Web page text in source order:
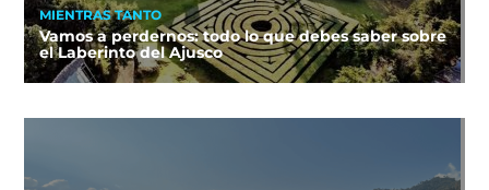
MIENTRAS TANTO
Vamos a perdernos: todo lo que debes saber sobre
el Laberinto del Ajusco